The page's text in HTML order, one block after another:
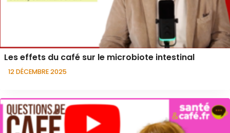
Les effets du café sur le microbiote intestinal
12 DÉCEMBRE 2025